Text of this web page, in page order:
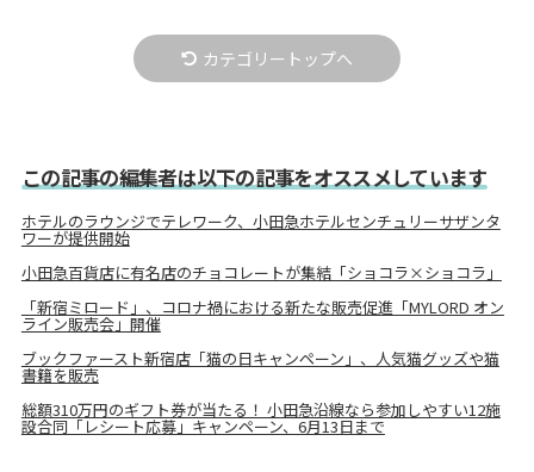
カテゴリートップへ
この記事の編集者は以下の記事をオススメしています
ホテルのラウンジでテレワーク、小田急ホテルセンチュリーサザンタ
ワーが提供開始
小田急百貨店に有名店のチョコレートが集結「ショコラ×ショコラ」
「新宿ミロード」、コロナ禍における新たな販売促進「MYLORD オン
ライン販売会」開催
ブックファースト新宿店「猫の日キャンペーン」、人気猫グッズや猫
書籍を販売
総額310万円のギフト券が当たる！ 小田急沿線なら参加しやすい12施
設合同「レシート応募」キャンペーン、6月13日まで